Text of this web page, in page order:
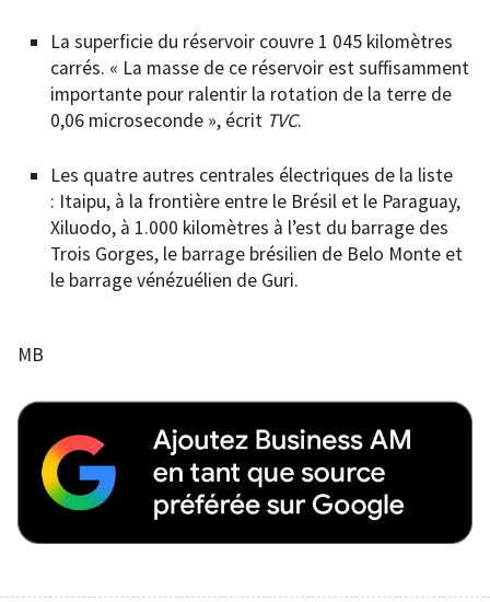
La superficie du réservoir couvre 1 045 kilomètres
carrés. « La masse de ce réservoir est suffisamment
importante pour ralentir la rotation de la terre de
0,06 microseconde », écrit TVC.
Les quatre autres centrales électriques de la liste
: Itaipu, à la frontière entre le Brésil et le Paraguay,
Xiluodo, à 1.000 kilomètres à l’est du barrage des
Trois Gorges, le barrage brésilien de Belo Monte et
le barrage vénézuélien de Guri.
MB